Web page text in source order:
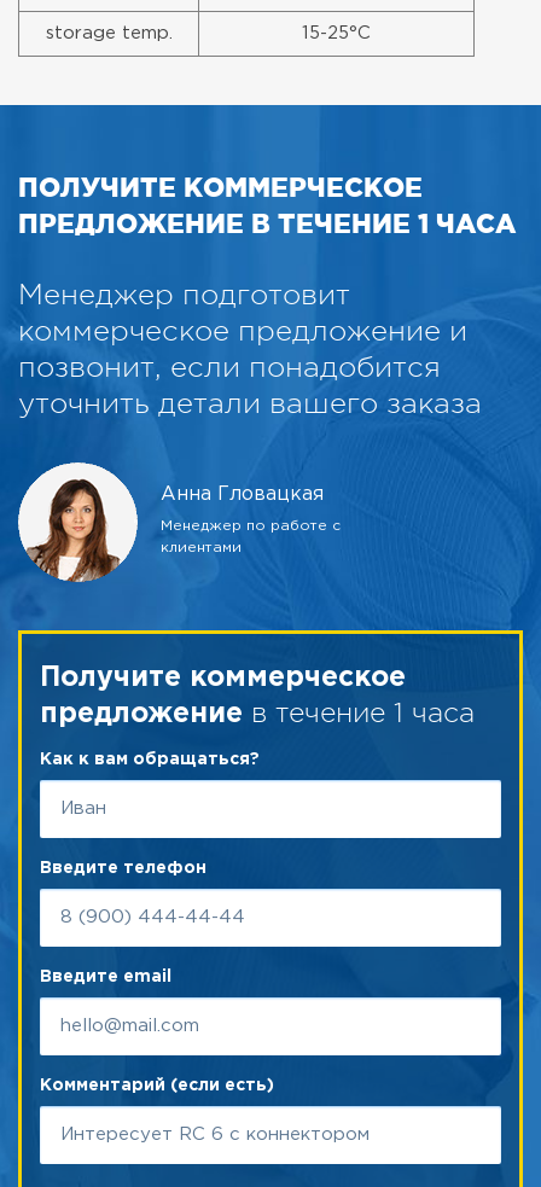
storage temp. 15-25°C
ПОЛУЧИТЕ КОММЕРЧЕСКОЕ
ПРЕДЛОЖЕНИЕ В ТЕЧЕНИЕ 1 ЧАСА
Менеджер подготовит
коммерческое предложение и
позвонит, если понадобится
уточнить детали вашего заказа
Анна Гловацкая
Менеджер по работе с
клиентами
Получите коммерческое
предложение в течение 1 часа
Как к вам обращаться?
Введите телефон
Введите email
Комментарий (если есть)